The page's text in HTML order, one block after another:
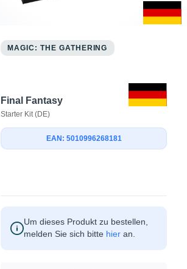
MAGIC: THE GATHERING
Final Fantasy
Starter Kit (DE)
EAN: 5010996268181
Um dieses Produkt zu bestellen,
melden Sie sich bitte hier an.